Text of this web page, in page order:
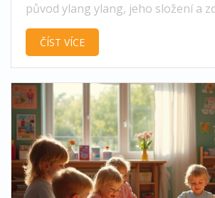
původ ylang ylang, jeho složení a
výhody, včetně tipů, jak jej používat v
každodenním životě. Naučíte se
pro jeho bezpečné použití.
ČÍST VÍCE